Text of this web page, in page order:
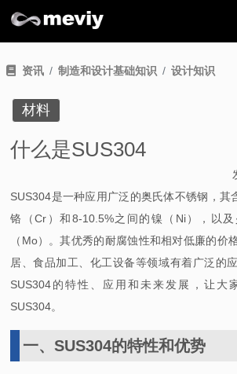
资讯 制造和设计基础知识 设计知识
材料
什么是SUS304
SUS304是一种应用广泛的奥氏体不锈钢，其
铬（Cr）和8-10.5%之间的镍（Ni），以
（Mo）。其优秀的耐腐蚀性和相对低廉的价
居、食品加工、化工设备等领域有着广泛的
SUS304的特性、应用和未来发展，让大
SUS304。
一、SUS304的特性和优势